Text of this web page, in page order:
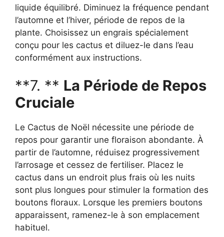
liquide équilibré. Diminuez la fréquence pendant
l’automne et l’hiver, période de repos de la
plante. Choisissez un engrais spécialement
conçu pour les cactus et diluez-le dans l’eau
conformément aux instructions.
**7. ** La Période de Repos
Cruciale
Le Cactus de Noël nécessite une période de
repos pour garantir une floraison abondante. À
partir de l’automne, réduisez progressivement
l’arrosage et cessez de fertiliser. Placez le
cactus dans un endroit plus frais où les nuits
sont plus longues pour stimuler la formation des
boutons floraux. Lorsque les premiers boutons
apparaissent, ramenez-le à son emplacement
habituel.